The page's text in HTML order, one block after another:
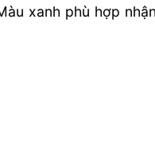
xanh phù hợp